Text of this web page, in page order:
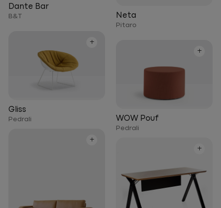
Dante Bar
B&T Neta
Pitaro
+
Gliss
Pedrali
+
WOW Pouf
Pedrali
+
+